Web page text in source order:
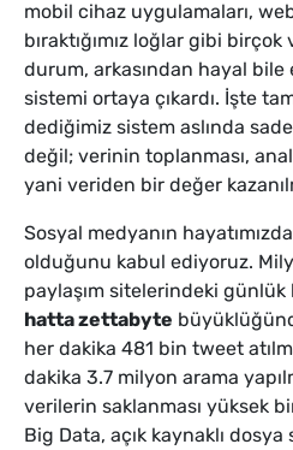
mobil cihaz uygulamaları,
bıraktığımız loğlar gibi
durum, arkasından hayal
sistemi ortaya çıkardı. İşte
dediğimiz sistem aslında
değil; verinin toplanması,
yani veriden bir değer
Sosyal medyanın
olduğunu kabul ediyoruz.
paylaşım sitelerindeki günlük
hatta zettabyte
her dakika 481 bin tweet
dakika 3.7 milyon arama
verilerin saklanması yüksek
Big Data, açık kaynaklı